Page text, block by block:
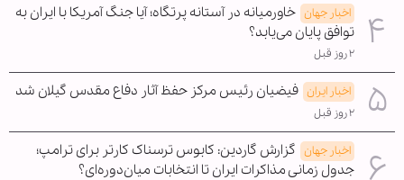
اخبار جهان خاورمیانه در آستانه پرتگاه؛ آیا جنگ آمریکا با ایران به
توافق پایان می‌یابد؟
۲ روز قبل
اخبار ایران فیضیان رئیس مرکز حفظ آثار دفاع مقدس گیلان شد
۲ روز قبل
اخبار جهان گزارش گاردین: کابوس ترسناک کارتر برای ترامپ؛
جدول زمانی مذاکرات ایران تا انتخابات میان‌دوره‌ای؟